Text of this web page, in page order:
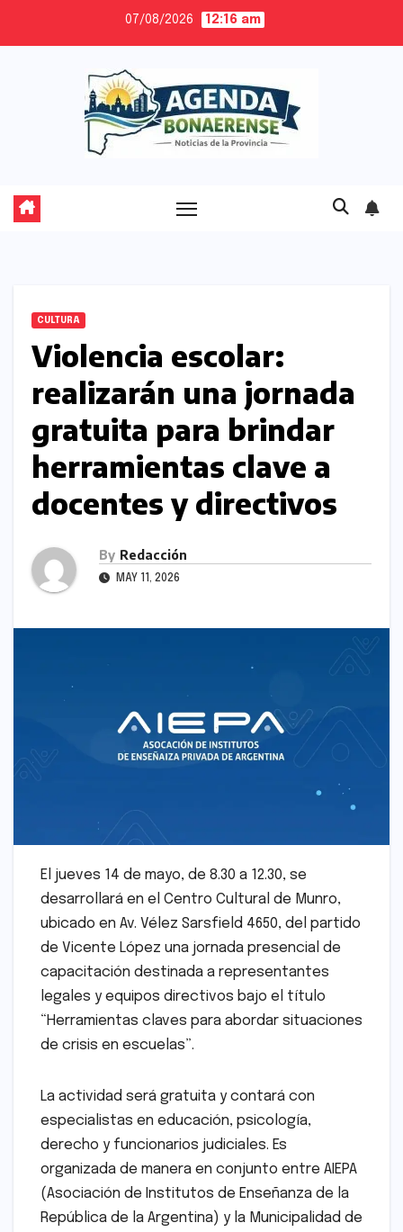
07/08/2026 12:16 am
CULTURA
Violencia escolar:
realizarán una jornada
gratuita para brindar
herramientas clave a
docentes y directivos
By Redacción
MAY 11, 2026
El jueves 14 de mayo, de 8.30 a 12.30, se
desarrollará en el Centro Cultural de Munro,
ubicado en Av. Vélez Sarsfield 4650, del partido
de Vicente López una jornada presencial de
capacitación destinada a representantes
legales y equipos directivos bajo el título
“Herramientas claves para abordar situaciones
de crisis en escuelas”.
La actividad será gratuita y contará con
especialistas en educación, psicología,
derecho y funcionarios judiciales. Es
organizada de manera en conjunto entre AIEPA
(Asociación de Institutos de Enseñanza de la
República de la Argentina) y la Municipalidad de